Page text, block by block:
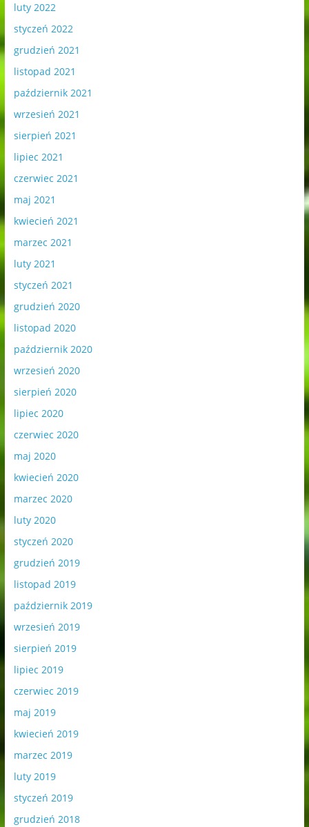
luty 2022
styczeń 2022
grudzień 2021
listopad 2021
październik 2021
wrzesień 2021
sierpień 2021
lipiec 2021
czerwiec 2021
maj 2021
kwiecień 2021
marzec 2021
luty 2021
styczeń 2021
grudzień 2020
listopad 2020
październik 2020
wrzesień 2020
sierpień 2020
lipiec 2020
czerwiec 2020
maj 2020
kwiecień 2020
marzec 2020
luty 2020
styczeń 2020
grudzień 2019
listopad 2019
październik 2019
wrzesień 2019
sierpień 2019
lipiec 2019
czerwiec 2019
maj 2019
kwiecień 2019
marzec 2019
luty 2019
styczeń 2019
grudzień 2018